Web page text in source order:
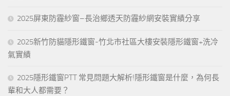
2025屏東防霾紗窗–長治鄉透天防霾紗網安裝實績分享
2025新竹防貓隱形鐵窗-竹北市社區大樓安裝隱形鐵窗+洗冷
氣實績
2025隱形鐵窗PTT 常見問題大解析!隱形鐵窗是什麼，為何長
輩和大人都需要？